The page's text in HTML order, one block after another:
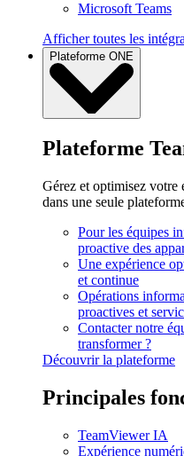
Microsoft Teams
Afficher toutes les
Plateforme ONE
Plateforme
Gérez et optimisez votre
dans une seule
Pour les équipes
proactive des
Une expérience
et continue
Opérations
proactives et
Contacter notre
transformer ?
Découvrir la plateforme
Principales
TeamViewer IA
Expérience